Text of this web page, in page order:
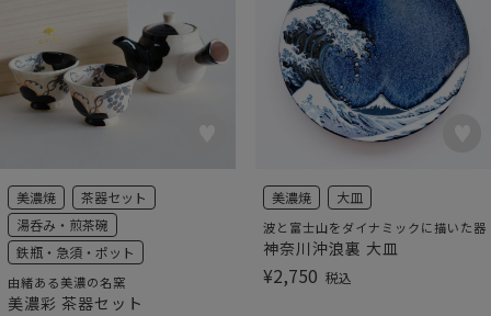
美濃焼
茶器セット
湯呑み・煎茶碗
鉄瓶・急須・ポット
由緒ある美濃の名窯
美濃彩 茶器セット
美濃焼 大皿
波と富士山をダイナミックに描いた器
神奈川沖浪裏 大皿
¥2,750 税込